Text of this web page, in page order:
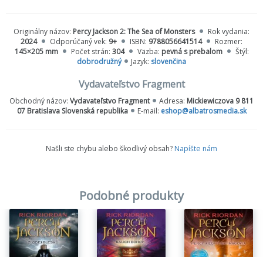
nebezpečnú výpravu...
Originálny názov: Percy Jackson 2: The Sea of Monsters
Rok vydania:
2024
Odporúčaný vek: 9+ ISBN: 9788056641514
Rozmer:
145×205 mm
Počet strán: 304 Väzba: pevná s prebalom
Štýl:
dobrodružný
Jazyk: slovenčina
Vydavateľstvo Fragment
Obchodný názov: Vydavateľstvo Fragment Adresa: Mickiewiczova 9 811
07 Bratislava Slovenská republika
E-mail: eshop@albatrosmedia.sk
Našli ste chybu alebo škodlivý obsah? Napíšte nám
Podobné produkty